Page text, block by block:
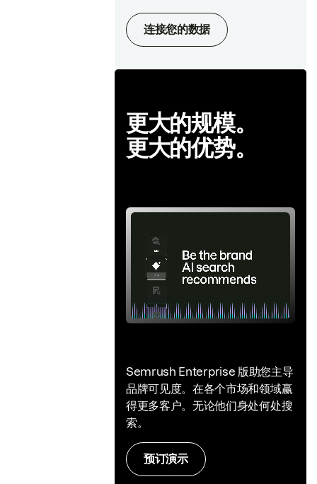
连接您的数据
更大的规模。
更大的优势。
Semrush Enterprise 版助您主导
品牌可见度。在各个市场和领域赢
得更多客户。无论他们身处何处搜
索。
预订演示